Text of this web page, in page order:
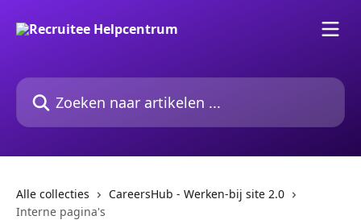
Zoeken naar artikelen ...
Alle collecties
CareersHub - Werken-bij site 2.0
Interne pagina's